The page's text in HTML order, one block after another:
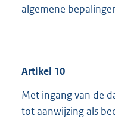
algemene
Artikel 10
Met ingang van de
tot aanwijzing als